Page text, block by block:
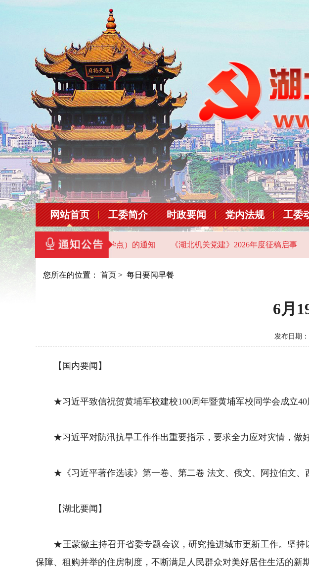
网站首页 工委简介 时政要闻 党内法规 工委
关党员干部教育基地（教学点）的通知 《湖北机关党建》2026年度征稿启事
您所在的位置： 首页 > 每日要闻早餐
6月
发布日期
【国内要闻】
★习近平致信祝贺黄埔军校建校100周年暨黄埔军校同学会成立40
★习近平对防汛抗旱工作作出重要指示，要求全力应对灾情，做好
★《习近平著作选读》第一卷、第二卷 法文、俄文、阿拉伯文、
【湖北要闻】
★王蒙徽主持召开省委专题会议，研究推进城市更新工作。坚持
保障、租购并举的住房制度，不断满足人民群众对美好居住生活的新期